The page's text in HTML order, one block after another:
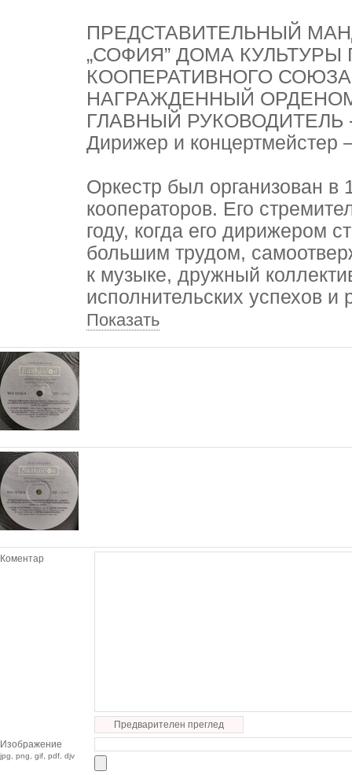
ПРЕДСТАВИТЕЛЬНЫЙ
„СОФИЯ” ДОМА КУЛЬТУРЫ
КООПЕРАТИВНОГО СОЮЗА
НАГРАЖДЕННЫЙ
ГЛАВНЫЙ РУКОВОДИТЕЛЬ
Дирижер и
Оркестр был организован в
кооператоров. Его
году, когда его дирижером
большим трудом,
к музыке, дружный
исполнительских успехов
Показать
Коментар
Предварителен преглед
Изображение
jpg, png, gif, pdf, djv